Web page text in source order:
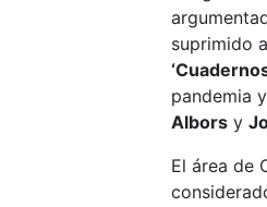
suprimido
pandemia
Albors y
El área de